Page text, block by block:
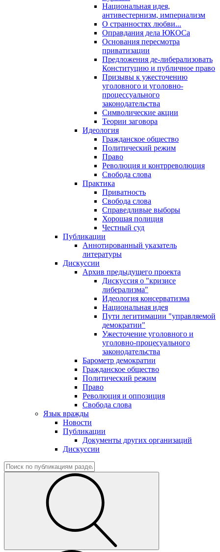
Национальная идея,
антивестернизм, империализм
О странностях любви...
Оправдания дела ЮКОСа
Основания пересмотра
приватизации
Предложения де-либерализовать
Конституцию и публичное право
Призывы к ужесточению
уголовного и уголовно-
процессуального
законодательства
Символические акции
Теории заговора
Идеология
Гражданское общество
Политический режим
Право
Революция и контрреволюция
Свобода слова
Практика
Приватность
Свобода слова
Справедливые выборы
Хорошая полиция
Честный суд
Публикации
Аннотированный указатель
литературы
Дискуссии
Архив предыдущего проекта
Дискуссия о "кризисе
либерализма"
Идеология консерватизма
Национальная идея
Пути легитимации "управляемой
демократии"
Ужесточение уголовного и
уголовно-процесуального
законодательства
Барометр демократии
Гражданское общество
Политический режим
Право
Революция и оппозиция
Свобода слова
Язык вражды
Новости
Публикации
Документы других организаций
Дискуссии